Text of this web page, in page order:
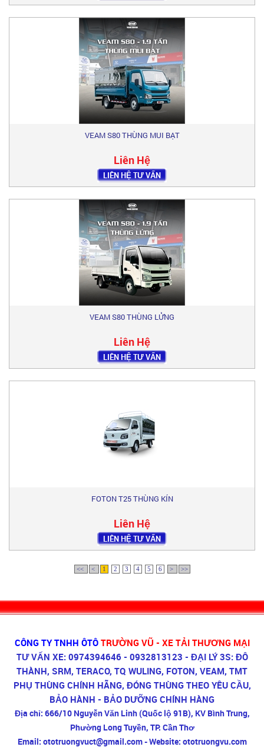
VEAM S80 THÙNG MUI BẠT
Liên Hệ
LIÊN HỆ TƯ VẤN
VEAM S80 THÙNG LỬNG
Liên Hệ
LIÊN HỆ TƯ VẤN
FOTON T25 THÙNG KÍN
Liên Hệ
LIÊN HỆ TƯ VẤN
<< < 1 2 3 4 5 6 > >>
CÔNG TY TNHH ÔTÔ TRƯỜNG VŨ - XE TẢI THƯƠNG MẠI
TƯ VẤN XE: 0974394646 - 0932813123 - ĐẠI LÝ 3S: ĐÔ
THÀNH, SRM, TERACO, TQ WULING, FOTON, VEAM, TMT
PHỤ THÙNG CHÍNH HÃNG, ĐÓNG THÙNG THEO YÊU CẦU,
BẢO HÀNH - BẢO DƯỠNG CHÍNH HÀNG
Địa chỉ: 666/10 Nguyễn Văn Linh (Quốc lộ 91B), KV Bình Trung,
Phường Long Tuyền, TP. Cần Thơ
Email: ototruongvuct@gmail.com -Website: ototruongvu.com